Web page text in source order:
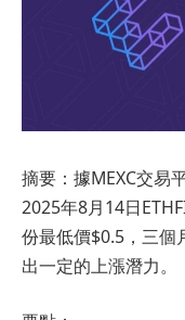
摘要：據MEXC交易
2025年8月14日
份最低價$0.5，三個
出一定的上漲潛力。